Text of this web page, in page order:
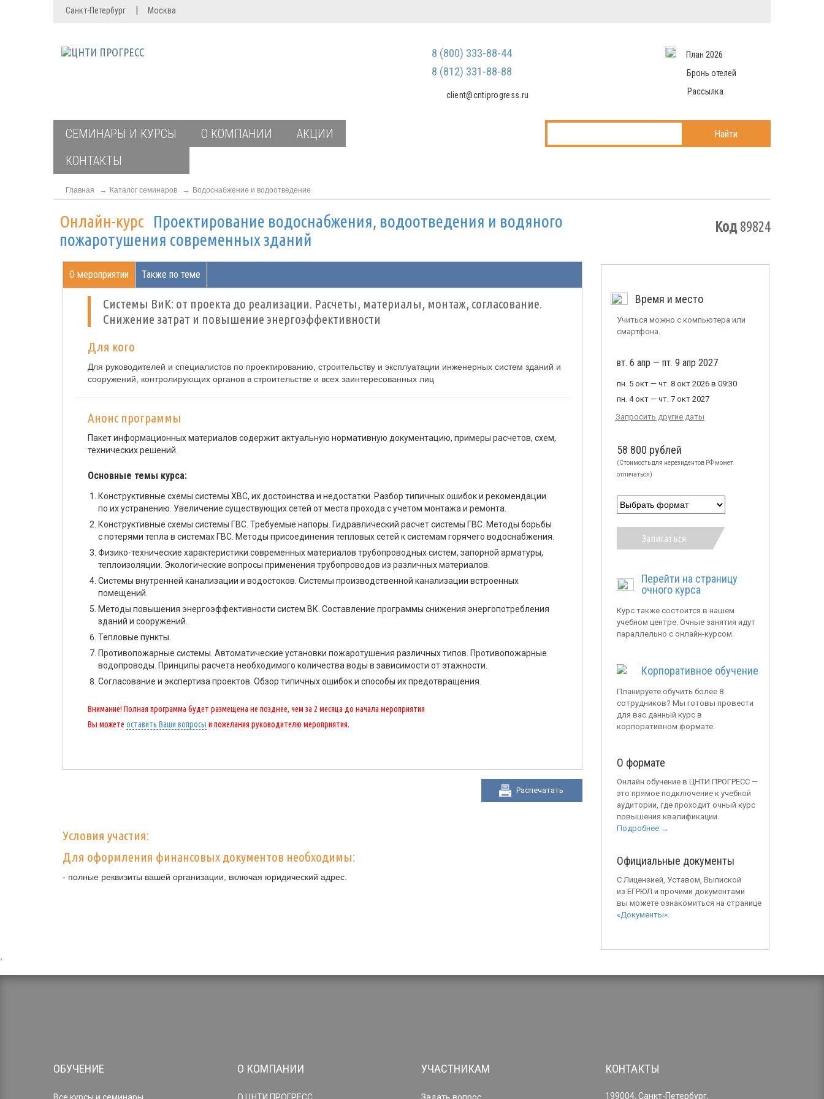
Мы не передаем ваши данные
спам
Запомнить меня
Войти в кабинет
Санкт-Петербург | Москва
8 (800) 333-88-44
8 (812) 331-88-88
client@cntiprogress.ru
План 2026
Бронь отелей
Рассылка
СЕМИНАРЫ И КУРСЫ О КОМПАНИИ
АКЦИИ
КОНТАКТЫ
Найти
Главная Каталог семинаров Водоснабжение и водоотведение
Онлайн-курс Проектирование водоснабжения, водоотведения и водяного
пожаротушения современных зданий
Код89824
О мероприятии Также по теме
Системы ВиК: от проекта до реализации. Расчеты, материалы, монтаж, согласование.
Снижение затрат и повышение энергоэффективности
Для кого
Для руководителей и специалистов по проектированию, строительству и эксплуатации инженерных систем зданий и
сооружений, контролирующих органов в строительстве и всех заинтересованных лиц
Анонс программы
Пакет информационных материалов содержит актуальную нормативную документацию, примеры расчетов, схем,
технических решений.
Основные темы курса:
Конструктивные схемы системы ХВС, их достоинства и недостатки. Разбор типичных ошибок и рекомендации
по их устранению. Увеличение существующих сетей от места прохода с учетом монтажа и ремонта.
Конструктивные схемы системы ГВС. Требуемые напоры. Гидравлический расчет системы ГВС. Методы борьбы
с потерями тепла в системах ГВС. Методы присоединения тепловых сетей к системам горячего водоснабжения.
Физико-технические характеристики современных материалов трубопроводных систем, запорной арматуры,
теплоизоляции. Экологические вопросы применения трубопроводов из различных материалов.
Системы внутренней канализации и водостоков. Системы производственной канализации встроенных
помещений.
Методы повышения энергоэффективности систем ВК. Составление программы снижения энергопотребления
зданий и сооружений.
Тепловые пункты.
Противопожарные системы. Автоматические установки пожаротушения различных типов. Противопожарные
водопроводы. Принципы расчета необходимого количества воды в зависимости от этажности.
Согласование и экспертиза проектов. Обзор типичных ошибок и способы их предотвращения.
Внимание! Полная программа будет размещена не позднее, чем за 2 месяца до начала мероприятия
Вы можете оставить Ваши вопросы и пожелания руководителю мероприятия.
Распечатать
Условия участия:
Для оформления финансовых документов необходимы:
- полные реквизиты вашей организации, включая юридический адрес.
Время и место
Учиться можно с компьютера или
смартфона.
вт. 6 апр — пт. 9 апр 2027
пн. 5 окт — чт. 8 окт 2026 в 09:30
пн. 4 окт — чт. 7 окт 2027
Запросить другие даты
58 800 рублей
(Стоимость для нерезидентов РФ может
отличаться)
Записаться
Перейти на страницу
очного курса
Курс также состоится в нашем
учебном центре. Очные занятия идут
параллельно с онлайн-курсом.
Корпоративное обучение
Планируете обучить более 8
сотрудников? Мы готовы провести
для вас данный курс в
корпоративном формате.
О формате
Онлайн обучение в ЦНТИ ПРОГРЕСС —
это прямое подключение к учебной
аудитории, где проходит очный курс
повышения квалификации.
Подробнее →
Официальные документы
С Лицензией, Уставом, Выпиской
из ЕГРЮЛ и прочими документами
вы можете ознакомиться на странице
«Документы».
ОБУЧЕНИЕ О КОМПАНИИ УЧАСТНИКАМ КОНТАКТЫ
199004, Санкт-Петербург,